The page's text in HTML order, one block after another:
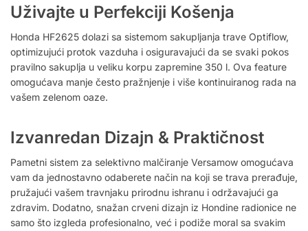
Uživajte u Perfekciji Košenja
Honda HF2625 dolazi sa sistemom sakupljanja trave Optiflow,
optimizujući protok vazduha i osiguravajući da se svaki pokos
pravilno sakuplja u veliku korpu zapremine 350 l. Ova feature
omogućava manje često pražnjenje i više kontinuiranog rada na
vašem zelenom oaze.
Izvanredan Dizajn & Praktičnost
Pametni sistem za selektivno malčiranje Versamow omogućava
vam da jednostavno odaberete način na koji se trava prerađuje,
pružajući vašem travnjaku prirodnu ishranu i održavajući ga
zdravim. Dodatno, snažan crveni dizajn iz Hondine radionice ne
samo što izgleda profesionalno, već i podiže moral sa svakim